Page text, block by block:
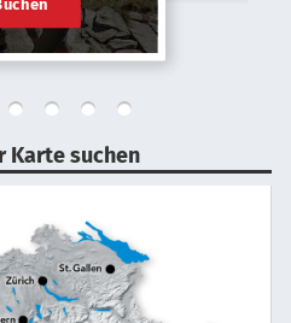
Karte suchen